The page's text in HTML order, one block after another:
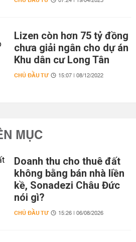
Lizen còn hơn 75 tỷ đồng
chưa giải ngân cho dự án
Khu dân cư Long Tân
CHỦ ĐẦU TƯ 15:07 | 08/12/2022
MỤC
Doanh thu cho thuê đất
không bằng bán nhà liền
kề, Sonadezi Châu Đức
nói gì?
CHỦ ĐẦU TƯ 15:26 | 06/08/2026